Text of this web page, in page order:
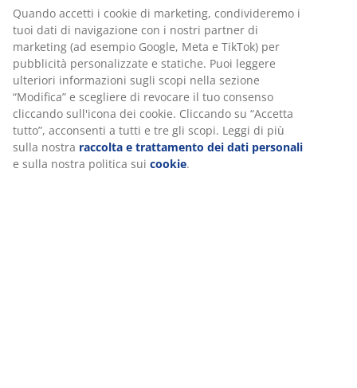
Quando accetti i cookie di marketing, condivideremo i
tuoi dati di navigazione con i nostri partner di
marketing (ad esempio Google, Meta e TikTok) per
pubblicità personalizzate e statiche. Puoi leggere
ulteriori informazioni sugli scopi nella sezione
“Modifica” e scegliere di revocare il tuo consenso
cliccando sull'icona dei cookie. Cliccando su “Accetta
tutto”, acconsenti a tutti e tre gli scopi. Leggi di più
sulla nostra raccolta e trattamento dei dati personali
e sulla nostra politica sui cookie.